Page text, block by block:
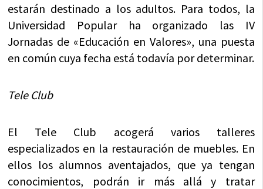
estarán destinado a los adultos. Para todos, la
Universidad Popular ha organizado las IV
Jornadas de «Educación en Valores», una puesta
en común cuya fecha está todavía por determinar.
Tele Club
El Tele Club acogerá varios talleres
especializados en la restauración de muebles. En
ellos los alumnos aventajados, que ya tengan
conocimientos, podrán ir más allá y tratar